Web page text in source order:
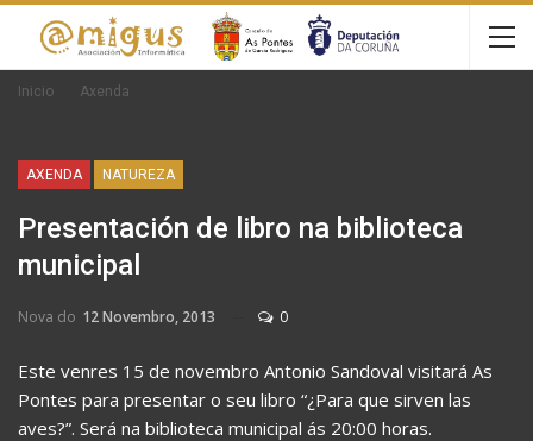
Inicio Axenda
AXENDA NATUREZA
Presentación de libro na biblioteca
municipal
Nova do 12 Novembro, 2013 0
Este venres 15 de novembro Antonio Sandoval visitará As
Pontes para presentar o seu libro “¿Para que sirven las
aves?”. Será na biblioteca municipal ás 20:00 horas.